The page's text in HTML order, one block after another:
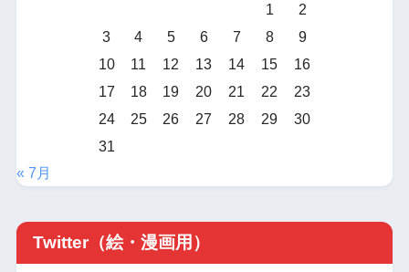
1
2
3
4 5 6 7 8
9
10
11 12 13 14 15
16
17
18 19 20 21 22
23
24
25 26 27 28 29
30
31
« 7月
Twitter（絵・漫画用）